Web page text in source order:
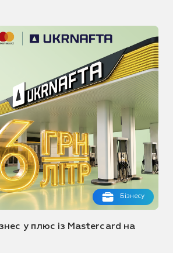
Бізнесу
у плюс із Mastercard на